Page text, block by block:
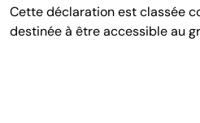
Cette déclaration est classée
destinée à être accessible au